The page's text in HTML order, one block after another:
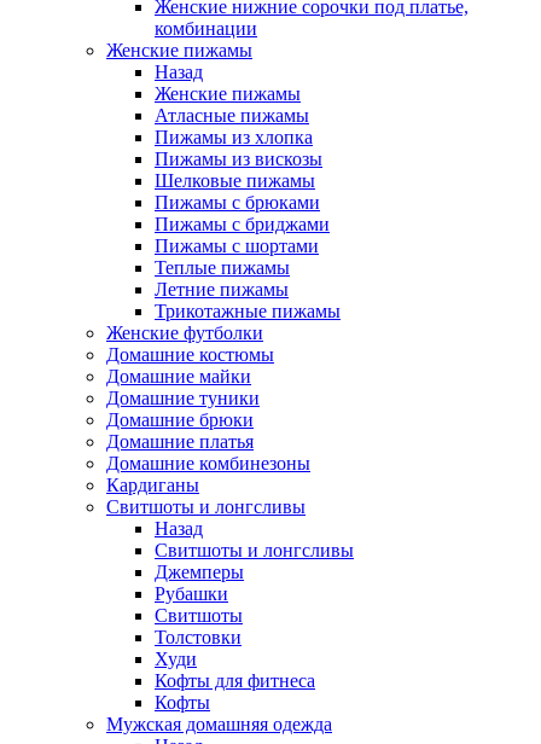
Женские нижние сорочки под платье,
комбинации
Женские пижамы
Назад
Женские пижамы
Атласные пижамы
Пижамы из хлопка
Пижамы из вискозы
Шелковые пижамы
Пижамы с брюками
Пижамы с бриджами
Пижамы с шортами
Теплые пижамы
Летние пижамы
Трикотажные пижамы
Женские футболки
Домашние костюмы
Домашние майки
Домашние туники
Домашние брюки
Домашние платья
Домашние комбинезоны
Кардиганы
Свитшоты и лонгсливы
Назад
Свитшоты и лонгсливы
Джемперы
Рубашки
Свитшоты
Толстовки
Худи
Кофты для фитнеса
Кофты
Мужская домашняя одежда